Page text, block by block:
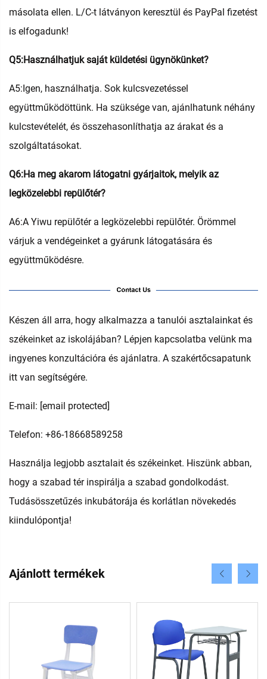
másolata ellen. L/C-t látványon keresztül és PayPal fizetést
is elfogadunk!
Q5:Használhatjuk saját küldetési ügynökünket?
A5:Igen, használhatja. Sok kulcsvezetéssel
együttműködöttünk. Ha szüksége van, ajánlhatunk néhány
kulcstevételét, és összehasonlíthatja az árakat és a
szolgáltatásokat.
Q6:Ha meg akarom látogatni gyárjaitok, melyik az
legközelebbi repülőtér?
A6:A Yiwu repülőtér a legközelebbi repülőtér. Örömmel
várjuk a vendégeinket a gyárunk látogatására és
együttműködésre.
Készen áll arra, hogy alkalmazza a tanulói asztalainkat és
székeinket az iskolájában? Lépjen kapcsolatba velünk ma
ingyenes konzultációra és ajánlatra. A szakértőcsapatunk
itt van segítségére.
E-mail: [email protected]
Telefon: +86-18668589258
Használja legjobb asztalait és székeinket. Hiszünk abban,
hogy a szabad tér inspirálja a szabad gondolkodást.
Tudásösszetűzés inkubátorája és korlátlan növekedés
kiindulópontja!
Ajánlott termékek